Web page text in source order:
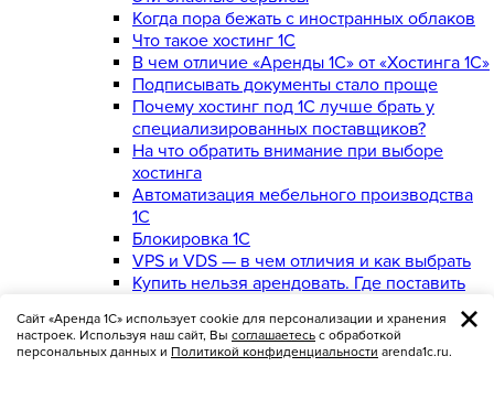
Сайт «Аренда 1С» использует cookie для персонализации и хранения
настроек. Используя наш сайт, Вы соглашаетесь с обработкой
персональных данных и Политикой конфиденциальности arenda1c.ru.
Когда пора бежать с иностранных облаков
Что такое хостинг 1С
В чем отличие «Аренды 1С» от «Хостинга 1С»
Подписывать документы стало проще
Почему хостинг под 1С лучше брать у
специализированных поставщиков?
На что обратить внимание при выборе
хостинга
Автоматизация мебельного производства
1С
Блокировка 1С
VPS и VDS — в чем отличия и как выбрать
Купить нельзя арендовать. Где поставить
«Железо» или «облако»
Производственный календарь 2023